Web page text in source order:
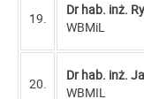
19.
Dr hab. inż.
WBMiL
20.
Dr hab. inż.
WBMIL